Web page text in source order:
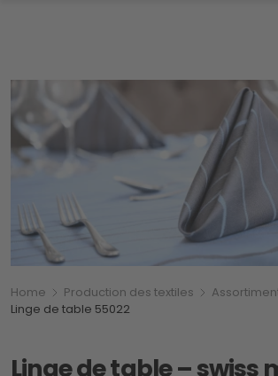
Breadcrumb
Vous êtes ici:
Home Production des textiles
Linge de table 55022
Linge de table – swiss